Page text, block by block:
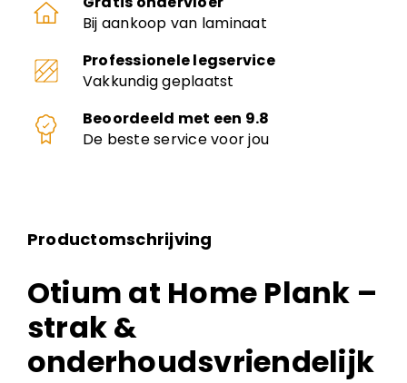
Bij aankoop van laminaat
Professionele legservice
Vakkundig geplaatst
Beoordeeld met een 9.8
De beste service voor jou
Productomschrijving
Otium at Home Plank –
strak &
onderhoudsvriendelijk